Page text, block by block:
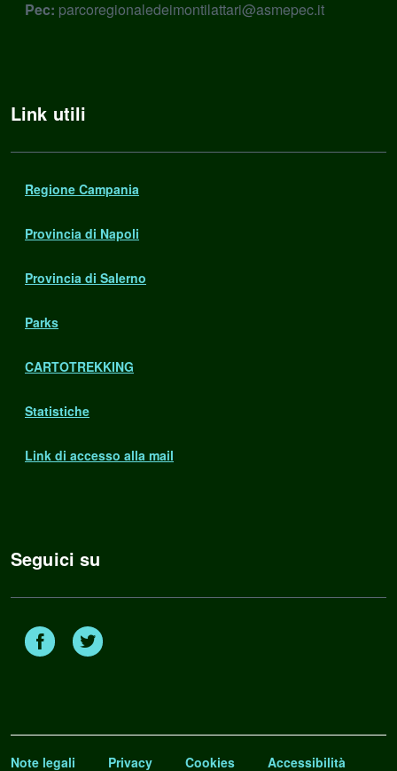
Pec: parcoregionaledeimontilattari@asmepec.it
Link utili
Regione Campania
Provincia di Napoli
Provincia di Salerno
Parks
CARTOTREKKING
Statistiche
Link di accesso alla mail
Seguici su
Facebook
Note legali Privacy Cookies Accessibilità